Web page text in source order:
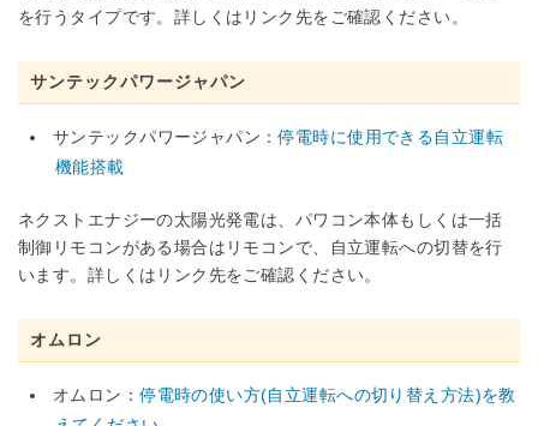
を行うタイプです。詳しくはリンク先をご確認ください。
サンテックパワージャパン
サンテックパワージャパン：停電時に使用できる自立運転
機能搭載
ネクストエナジーの太陽光発電は、パワコン本体もしくは一括
制御リモコンがある場合はリモコンで、自立運転への切替を行
います。詳しくはリンク先をご確認ください。
オムロン
オムロン：停電時の使い方(自立運転への切り替え方法)を教